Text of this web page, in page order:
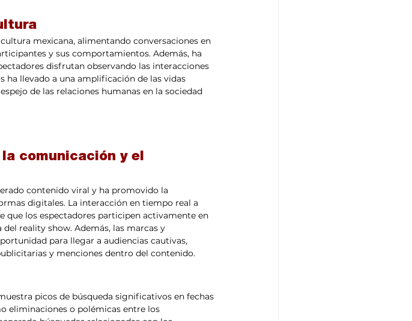
mexicana, alimentando conversaciones en
y sus comportamientos. Además, ha
disfrutan observando las interacciones
ha llevado a una amplificación de las vidas
de las relaciones humanas en la sociedad
comunicación y el
contenido viral y ha promovido la
digitales. La interacción en tiempo real a
que los espectadores participen activamente en
reality show. Además, las marcas y
para llegar a audiencias cautivas,
y menciones dentro del contenido.
picos de búsqueda significativos en fechas
eliminaciones o polémicas entre los